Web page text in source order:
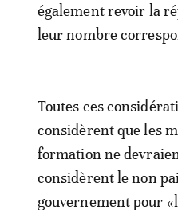
également revoir la
leur nombre
Toutes ces
considèrent que les
formation ne
considèrent le non
gouvernement pour